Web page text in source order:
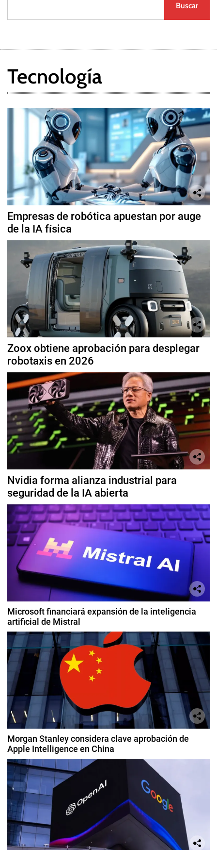
Buscar
Tecnología
Empresas de robótica apuestan por auge
de la IA física
Zoox obtiene aprobación para desplegar
robotaxis en 2026
Nvidia forma alianza industrial para
seguridad de la IA abierta
Microsoft financiará expansión de la inteligencia
artificial de Mistral
Morgan Stanley considera clave aprobación de
Apple Intelligence en China